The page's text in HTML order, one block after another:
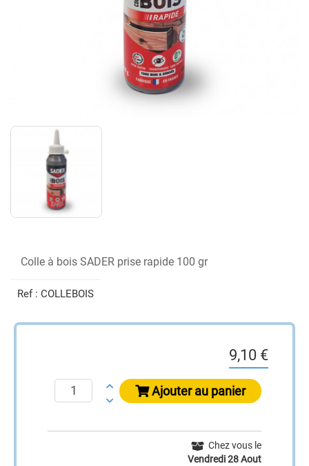
Colle à bois SADER prise rapide 100 gr
Ref : COLLEBOIS
9,10 €
Ajouter au panier
Chez vous le
Vendredi 28 Aout